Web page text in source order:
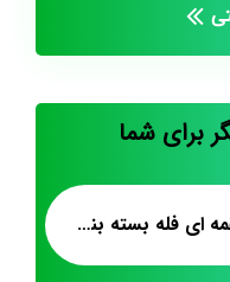
برای شما
بازار تولید پشمک لقمه ای فله بسته بندی